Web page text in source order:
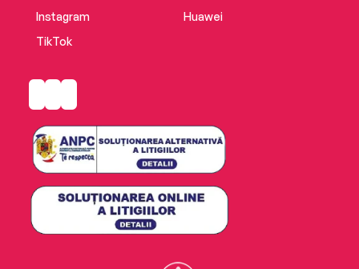
Instagram
TikTok
Huawei